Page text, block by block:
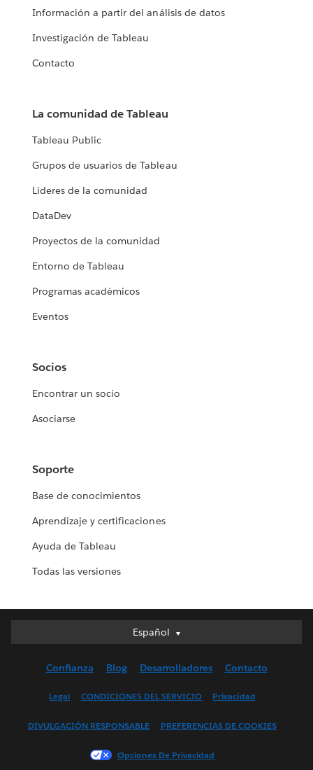
Información a partir del análisis de datos
Investigación de Tableau
Contacto
La comunidad de Tableau
Tableau Public
Grupos de usuarios de Tableau
Líderes de la comunidad
DataDev
Proyectos de la comunidad
Entorno de Tableau
Programas académicos
Eventos
Socios
Encontrar un socio
Asociarse
Soporte
Base de conocimientos
Aprendizaje y certificaciones
Ayuda de Tableau
Todas las versiones
Español
Español
English (UK)
Français (France)
Confianza Blog Desarrolladores Contacto
Legal CONDICIONES DEL SERVICIO Privacidad
DIVULGACIÓN RESPONSABLE PREFERENCIAS DE COOKIES
Opciones De Privacidad